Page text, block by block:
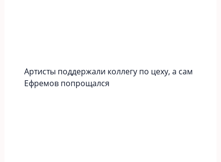
Артисты поддержали коллегу по цеху, а сам
Ефремов попрощался